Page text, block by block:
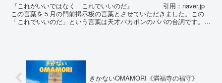
『これがいいではなく これでいいのだ』 引用：naver.jp
この言葉を５月の門前掲示板の言葉とさせていただきました。この
「これでいいのだ」という言葉は天才バカボンのパパの台詞です。こ
きかないOMAMORI《満福寺の福守》